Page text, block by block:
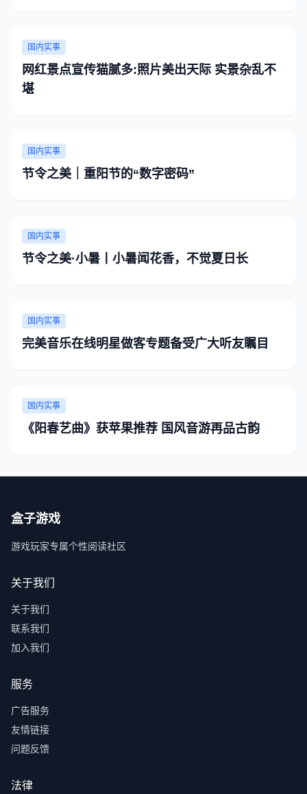
国内实事
网红景点宣传猫腻多:照片美出天际 实景杂乱不
堪
国内实事
节令之美｜重阳节的“数字密码”
国内实事
节令之美·小暑丨小暑闻花香，不觉夏日长
国内实事
完美音乐在线明星做客专题备受广大听友瞩目
国内实事
《阳春艺曲》获苹果推荐 国风音游再品古韵
盒子游戏
游戏玩家专属个性阅读社区
关于我们
关于我们
联系我们
加入我们
服务
广告服务
友情链接
问题反馈
法律